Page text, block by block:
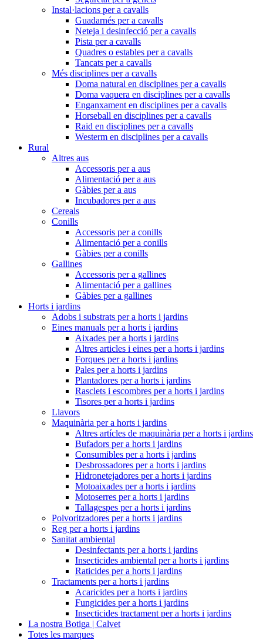
Instal·lacions per a cavalls
Guadarnés per a cavalls
Neteja i desinfecció per a cavalls
Pista per a cavalls
Quadres o estables per a cavalls
Tancats per a cavalls
Més disciplines per a cavalls
Doma natural en disciplines per a cavalls
Doma vaquera en disciplines per a cavalls
Enganxament en disciplines per a cavalls
Horseball en disciplines per a cavalls
Raid en disciplines per a cavalls
Westerm en disciplines per a cavalls
Rural
Altres aus
Accessoris per a aus
Alimentació per a aus
Gàbies per a aus
Incubadores per a aus
Cereals
Conills
Accessoris per a conills
Alimentació per a conills
Gàbies per a conills
Gallines
Accessoris per a gallines
Alimentació per a gallines
Gàbies per a gallines
Horts i jardins
Adobs i substrats per a horts i jardins
Eines manuals per a horts i jardins
Aixades per a horts i jardins
Altres articles i eines per a horts i jardins
Forques per a horts i jardins
Pales per a horts i jardins
Plantadores per a horts i jardins
Rasclets i escombres per a horts i jardins
Tisores per a horts i jardins
Llavors
Maquinària per a horts i jardins
Altres artícles de maquinària per a horts i jardins
Bufadors per a horts i jardins
Consumibles per a horts i jardins
Desbrossadores per a horts i jardins
Hidronetejadores per a horts i jardins
Motoaixades per a horts i jardins
Motoserres per a horts i jardins
Tallagespes per a horts i jardins
Polvoritzadores per a horts i jardins
Reg per a horts i jardins
Sanitat ambiental
Desinfectants per a horts i jardins
Insecticides ambiental per a horts i jardins
Raticides per a horts i jardins
Tractaments per a horts i jardins
Acaricides per a horts i jardins
Fungicides per a horts i jardins
Insecticides tractament per a horts i jardins
La nostra Botiga | Calvet
Totes les marques